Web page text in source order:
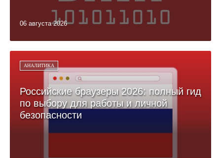
06 августа 2026
АНАЛИТИКА
Российские браузеры 2026: полный гид
по выбору для работы и личной
безопасности